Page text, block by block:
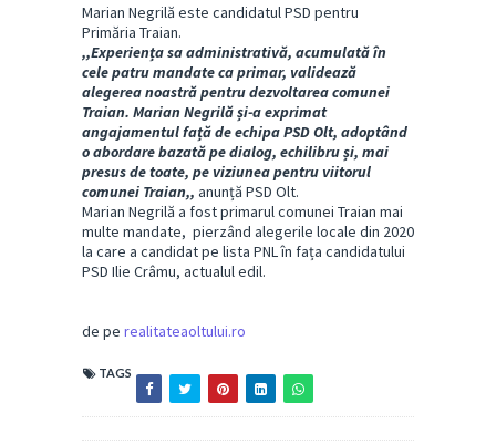
Marian Negrilă este candidatul PSD pentru
Primăria Traian.
,,Experiența sa administrativă, acumulată în
cele patru mandate ca primar, validează
alegerea noastră pentru dezvoltarea comunei
Traian. Marian Negrilă și-a exprimat
angajamentul față de echipa PSD Olt, adoptând
o abordare bazată pe dialog, echilibru și, mai
presus de toate, pe viziunea pentru viitorul
comunei Traian,, anunță PSD Olt.
Marian Negrilă a fost primarul comunei Traian mai
multe mandate, pierzând alegerile locale din 2020
la care a candidat pe lista PNL în fața candidatului
PSD Ilie Crâmu, actualul edil.
de pe realitateaoltului.ro
TAGS